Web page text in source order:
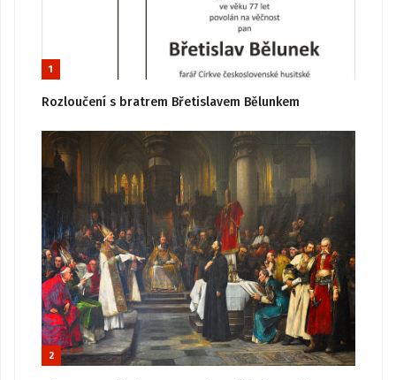
1
Rozloučení s bratrem Břetislavem Bělunkem
2